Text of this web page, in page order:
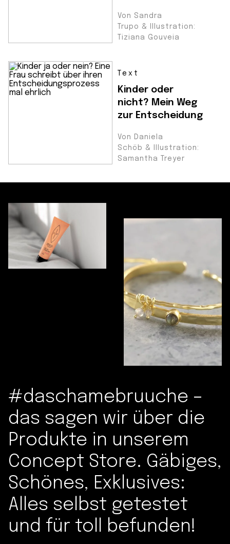
Von Sandra
Trupo & Illustration:
Tiziana Gouveia
Text
Kinder oder
nicht? Mein Weg
zur Entscheidung
Von Daniela
Schöb & Illustration:
Samantha Treyer
#daschamebruuche –
das sagen wir über die
Produkte in unserem
Concept Store. Gäbiges,
Schönes, Exklusives:
Alles selbst getestet
und für toll befunden!